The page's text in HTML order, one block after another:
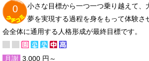
0
小さな目標から一つ一つ乗り越えて、
夢を実現する過程を身をもって体験さ
会全体に通用する人格形成が最終目標です。
月謝 3,000 円～